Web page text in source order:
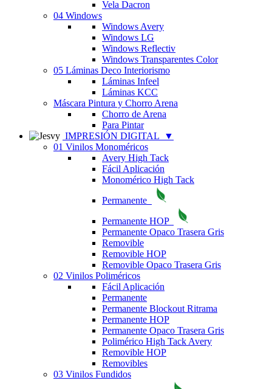
Vela Dacron
04 Windows
Windows Avery
Windows LG
Windows Reflectiv
Windows Transparentes Color
05 Láminas Deco Interiorismo
Láminas Infeel
Láminas KCC
Máscara Pintura y Chorro Arena
Chorro de Arena
Para Pintar
IMPRESIÓN DIGITAL
▼
01 Vinilos Monoméricos
Avery High Tack
Fácil Aplicación
Monomérico High Tack
Permanente
Permanente HOP
Permanente Opaco Trasera Gris
Removible
Removible HOP
Removible Opaco Trasera Gris
02 Vinilos Poliméricos
Fácil Aplicación
Permanente
Permanente Blockout Ritrama
Permanente HOP
Permanente Opaco Trasera Gris
Polimérico High Tack Avery
Removible HOP
Removibles
03 Vinilos Fundidos